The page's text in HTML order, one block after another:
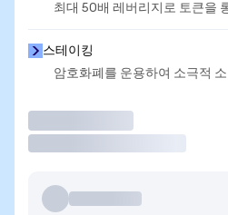
최대 50배 레버리지로 토큰을
스테이킹
암호화폐를 운용하여 소극적